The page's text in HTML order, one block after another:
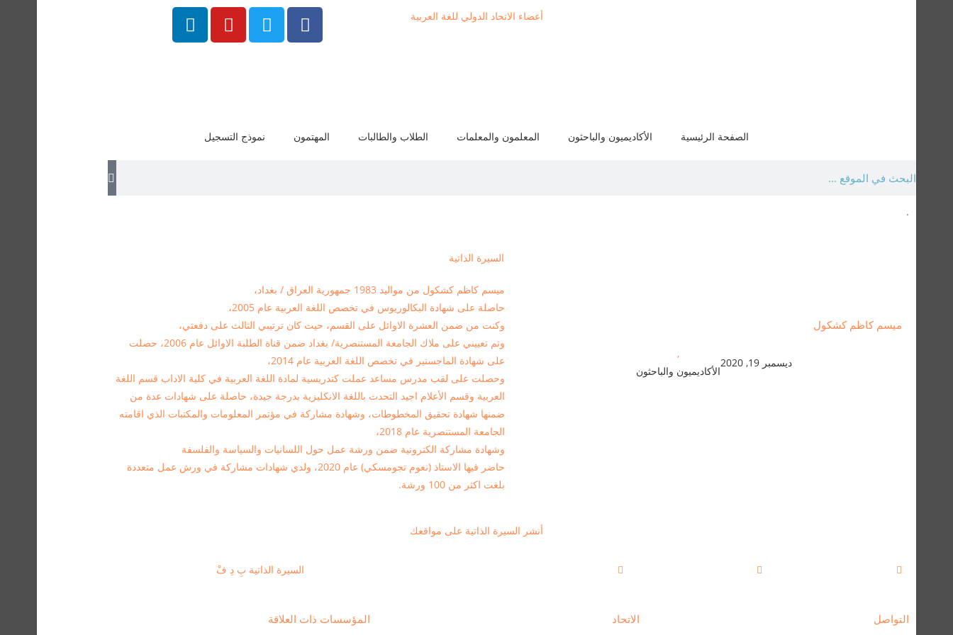
أعضاء الاتحاد الدولي للغة العربية
الصفحة الرئيسية الأكاديميون والباحثون المعلمون والمعلمات الطلاب والطالبات المهتمون نموذج التسجيل
.
السيرة الذاتية
ميسم كاظم كشكول
ديسمبر 19, 2020
,
الأكاديميون والباحثون
ميسم كاظم كشكول من مواليد 1983 جمهورية العراق / بغداد،
حاصلة على شهادة البكالوريوس في تخصص اللغة العربية عام 2005،
وكنت من ضمن العشرة الاوائل على القسم، حيث كان ترتيبي الثالث على دفعتي،
وتم تعييني على ملاك الجامعة المستنصرية/ بغداد ضمن قناة الطلبة الاوائل عام 2006، حصلت
على شهادة الماجستير في تخصص اللغة العربية عام 2014،
وحصلت على لقب مدرس مساعد عملت كتدريسية لمادة اللغة العربية في كلية الاداب قسم اللغة
العربية وقسم الأعلام اجيد التحدث باللغة الانكليزية بدرجة جيدة، حاصلة على شهادات عدة من
ضمنها شهادة تحقيق المخطوطات، وشهادة مشاركة في مؤتمر المعلومات والمكتبات الذي اقامته
الجامعة المستنصرية عام 2018،
وشهادة مشاركة الكترونية ضمن ورشة عمل حول اللسانيات والسياسة والفلسفة
حاضر فيها الاستاذ (نعوم تجومسكي) عام 2020، ولدي شهادات مشاركة في ورش عمل متعددة
بلغت اكثر من 100 ورشة.
أنشر السيرة الذاتية على مواقعك
السيرة الذاتية بِ دِ فْ
التواصل الاتحاد المؤسسات ذات العلاقة